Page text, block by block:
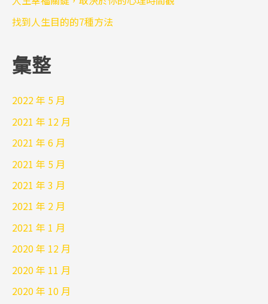
找到人生目的的7種方法
彙整
2022 年 5 月
2021 年 12 月
2021 年 6 月
2021 年 5 月
2021 年 3 月
2021 年 2 月
2021 年 1 月
2020 年 12 月
2020 年 11 月
2020 年 10 月